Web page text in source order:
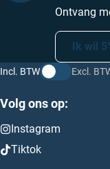
Ontvang
Ik wil
Incl. BTW Excl.
Volg ons op:
Instagram
Tiktok